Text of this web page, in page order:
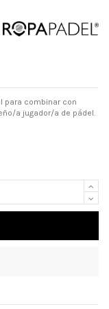
para combinar con
a jugador/a de pádel.